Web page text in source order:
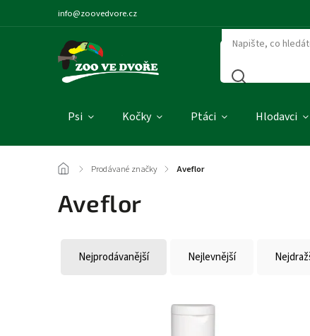
info@zoovedvore.cz
Psi Kočky Ptáci Hlodavci
/ Prodávané značky / Aveflor
Aveflor
Nejprodávanější Nejlevnější